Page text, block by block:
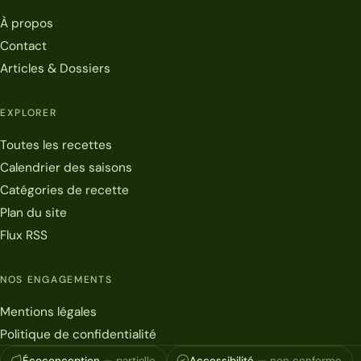
À propos
Contact
Articles & Dossiers
EXPLORER
Toutes les recettes
Calendrier des saisons
Catégories de recette
Plan du site
Flux RSS
NOS ENGAGEMENTS
Mentions légales
Politique de confidentialité